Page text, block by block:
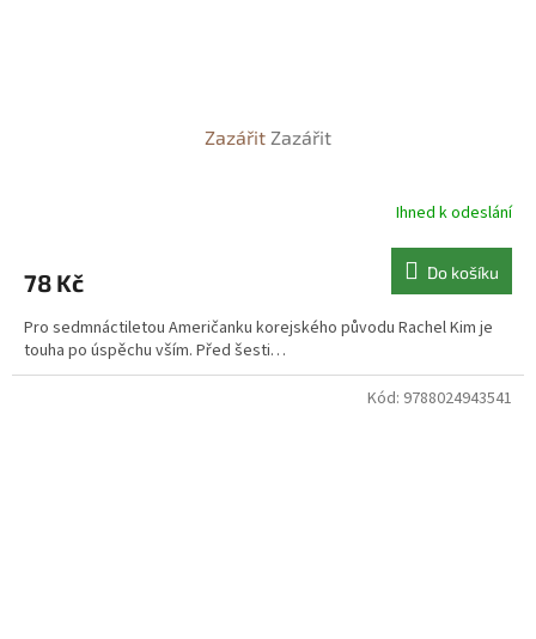
Zazářit Zazářit
Ihned k odeslání
78 Kč Do košíku
Pro sedmnáctiletou Američanku korejského původu Rachel Kim je
touha po úspěchu vším. Před šesti…
Kód: 9788024943541